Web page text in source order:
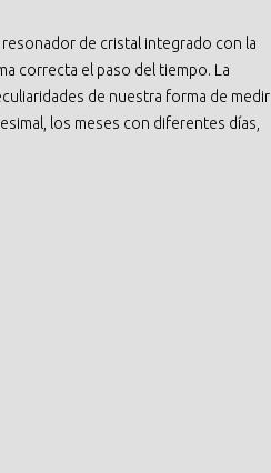
de cristal integrado con la
correcta el paso del tiempo. La
de nuestra forma de medir
los meses con diferentes días,